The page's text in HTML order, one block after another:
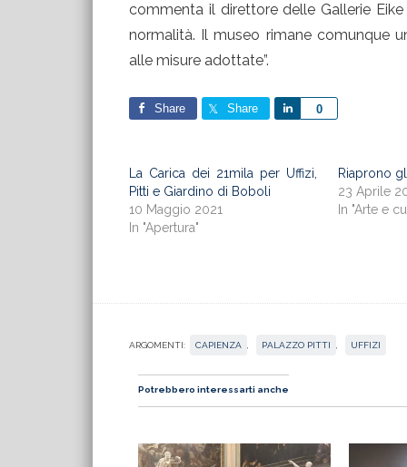
commenta il direttore delle Gallerie
normalità. Il museo rimane comunque
alle misure adottate”.
Share Share 0
Share
La Carica dei 21mila per Uffizi,
Pitti e Giardino di Boboli
10 Maggio 2021
In "Apertura"
Riaprono
23 Aprile
In "Arte e
ARGOMENTI: CAPIENZA PALAZZO PITTI UFFIZI
Potrebbero interessarti anche